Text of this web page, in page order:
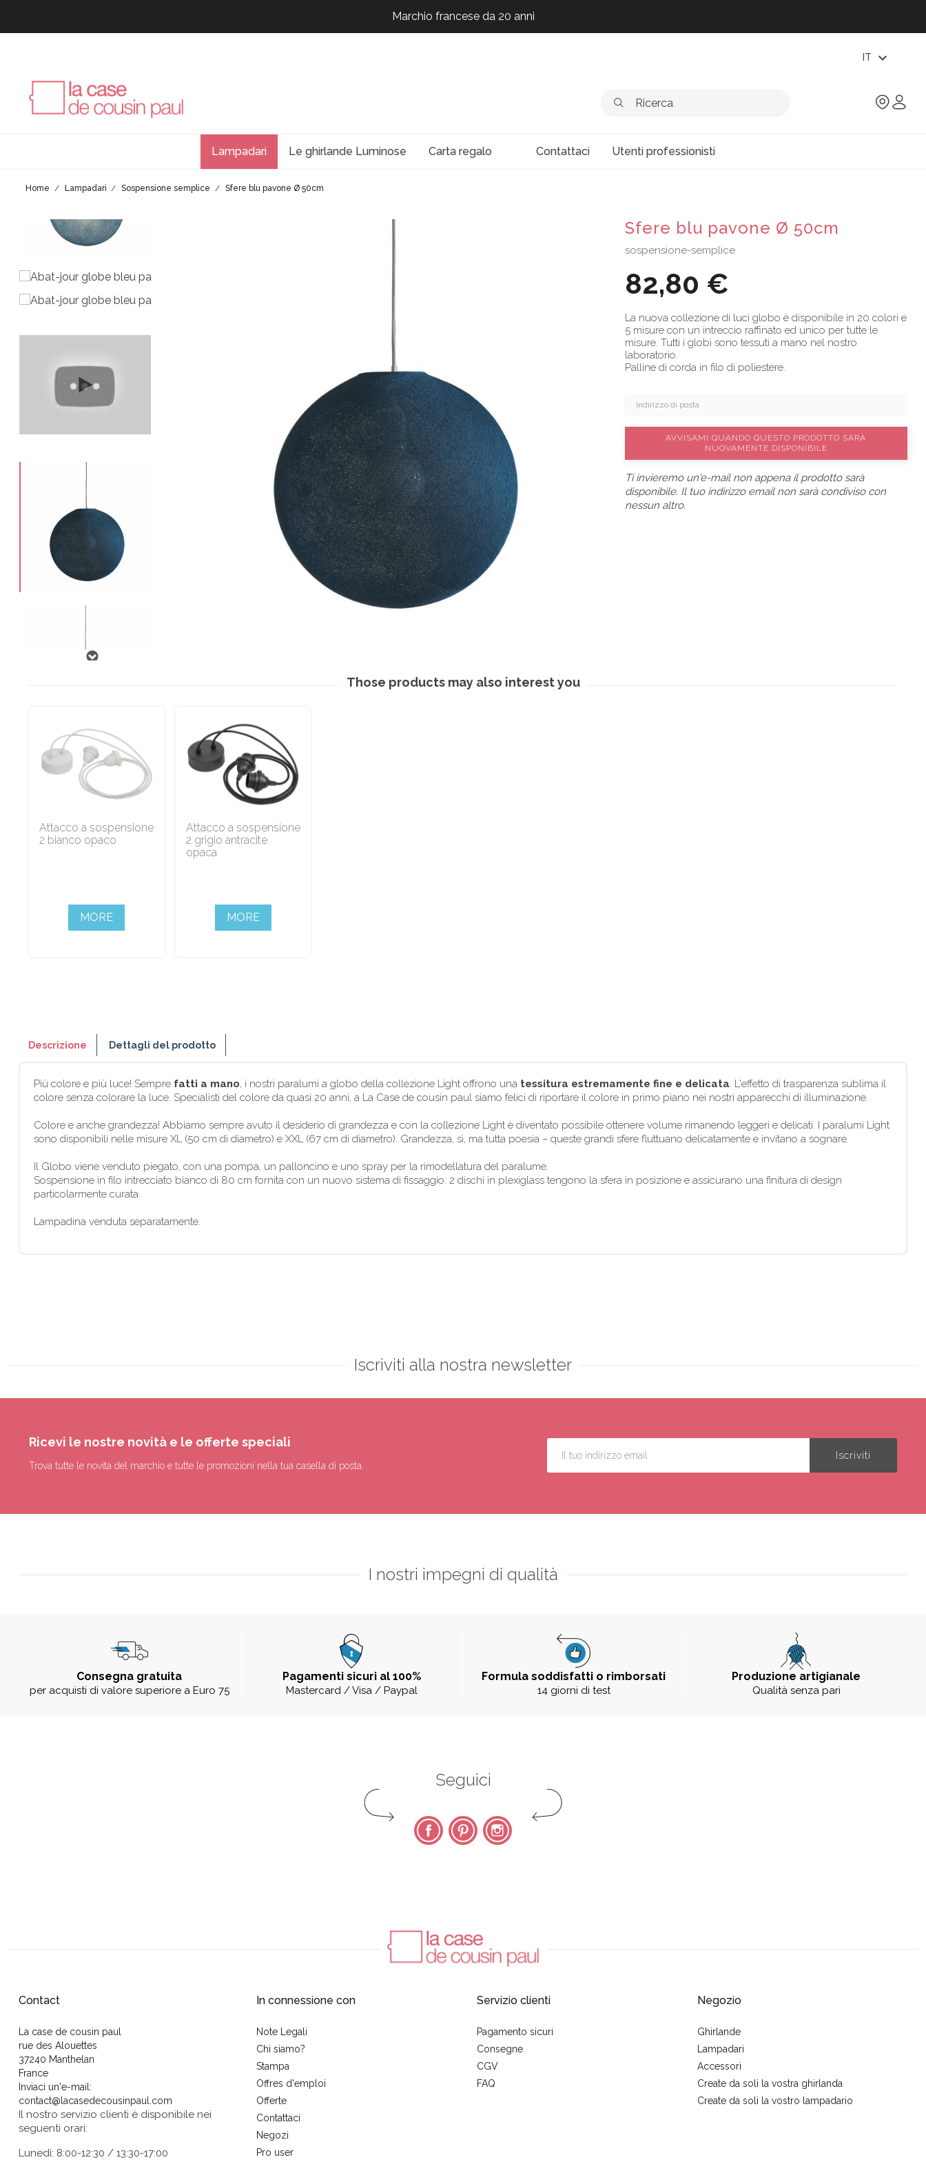
Marchio francese da 20 anni
Marchio francese da 20 anni
IT expand_more
Lampadari Le ghirlande Luminose Carta regalo Contattaci Utenti professionisti
Home Lampadari Sospensione semplice Sfere blu pavone Ø 50cm
Sfere blu pavone Ø 50cm
sospensione-semplice
82,80 €
La nuova collezione di luci globo è disponibile in 20 colori e
5 misure con un intreccio raffinato ed unico per tutte le
misure. Tutti i globi sono tessuti a mano nel nostro
laboratorio.
Palline di corda in filo di poliestere.
AVVISAMI QUANDO QUESTO PRODOTTO SARÀ
NUOVAMENTE DISPONIBILE
Ti invieremo un'e-mail non appena il prodotto sarà
disponibile. Il tuo indirizzo email non sarà condiviso con
nessun altro.
Those products may also interest you
Attacco a sospensione
2 bianco opaco
MORE
Attacco a sospensione
2 grigio antracite
opaca
MORE
Descrizione Dettagli del prodotto
Più colore e più luce! Sempre fatti a mano, i nostri paralumi a globo della collezione Light offrono una tessitura estremamente fine e delicata. L'effetto di trasparenza sublima il
colore senza colorare la luce. Specialisti del colore da quasi 20 anni, a La Case de cousin paul siamo felici di riportare il colore in primo piano nei nostri apparecchi di illuminazione.
Colore e anche grandezza! Abbiamo sempre avuto il desiderio di grandezza e con la collezione Light è diventato possibile ottenere volume rimanendo leggeri e delicati. I paralumi Light
sono disponibili nelle misure XL (50 cm di diametro) e XXL (67 cm di diametro). Grandezza, sì, ma tutta poesia – queste grandi sfere fluttuano delicatamente e invitano a sognare.
Il Globo viene venduto piegato, con una pompa, un palloncino e uno spray per la rimodellatura del paralume.
Sospensione in filo intrecciato bianco di 80 cm fornita con un nuovo sistema di fissaggio: 2 dischi in plexiglass tengono la sfera in posizione e assicurano una finitura di design
particolarmente curata.
Lampadina venduta separatamente.
Iscriviti alla nostra newsletter
Ricevi le nostre novità e le offerte speciali
Trova tutte le novità del marchio e tutte le promozioni nella tua casella di posta.
I nostri impegni di qualità
Consegna gratuita
per acquisti di valore superiore a Euro 75
Pagamenti sicuri al 100%
Mastercard / Visa / Paypal
Formula soddisfatti o rimborsati
14 giorni di test
Produzione artigianale
Qualità senza pari
Seguici
FacebookPinterest Instagram
Contact
La case de cousin paul
rue des Alouettes
37240 Manthelan
France
Inviaci un'e-mail:
contact@lacasedecousinpaul.com
Il nostro servizio clienti è disponibile nei
seguenti orari:
Lunedì: 8:00-12:30 / 13:30-17:00
In connessione con
Note Legali
Chi siamo?
Stampa
Offres d'emploi
Offerte
Contattaci
Negozi
Pro user
Servizio clienti
Pagamento sicuri
Consegne
CGV
FAQ
Negozio
Ghirlande
Lampadari
Accessori
Create da soli la vostra ghirlanda
Create da soli la vostro lampadario